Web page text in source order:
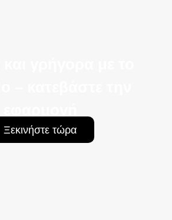
Ξεκινήστε τώρα